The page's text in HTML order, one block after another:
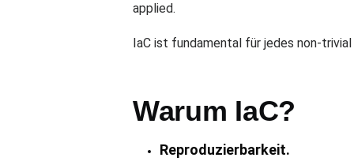
applied.
IaC ist fundamental für jedes non-
Warum IaC?
Reproduzierbarkeit.